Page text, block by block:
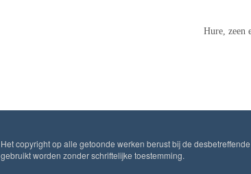
Hure, zeen
Het copyright op alle getoonde werken berust bij de
gebruikt worden zonder schriftelijke toestemming.